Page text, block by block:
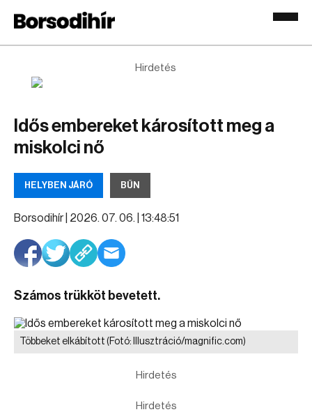
Hirdetés
Idős embereket károsított meg a
miskolci nő
HELYBEN JÁRÓ BŰN
Borsodihír | 2026. 07. 06. | 13:48:51
Számos trükköt bevetett.
Többeket elkábított (Fotó: Illusztráció/magnific.com)
Hirdetés
Hirdetés